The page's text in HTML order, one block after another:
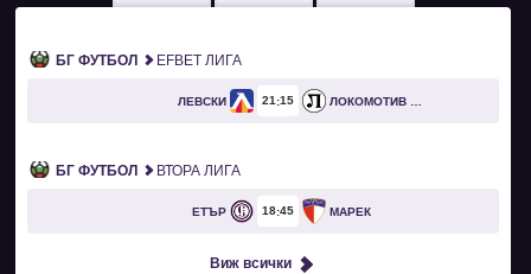
БГ ФУТБОЛ EFBET ЛИГА
ЛЕВСКИ 21 15 ЛОКОМОТИВ ПЛОВДИВ
БГ ФУТБОЛ ВТОРА ЛИГА
ЕТЪР 18 45 МАРЕК
Виж всички